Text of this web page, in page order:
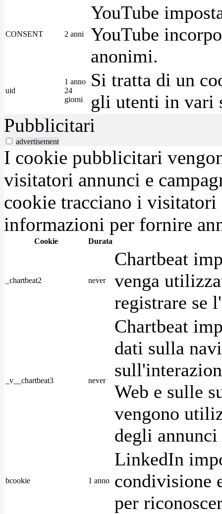
CONSENT 2 anni
YouTube
YouTube
anonimi.
uid
1 anno
24
giorni
Si tratta di un
gli utenti in vari
Pubblicitari
advertisement
I cookie pubblicitari
visitatori annunci e
cookie tracciano i visitatori
informazioni per fornire
Cookie Durata
_chartbeat2 never
Chartbeat
venga
registrare se
_v__chartbeat3 never
Chartbeat
dati sulla
Web e sulle
vengono
degli
bcookie 1 anno
LinkedIn
condivisione
per